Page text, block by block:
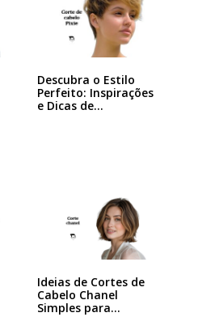
Descubra o Estilo
Perfeito: Inspirações
e Dicas de…
Ideias de Cortes de
Cabelo Chanel
Simples para…